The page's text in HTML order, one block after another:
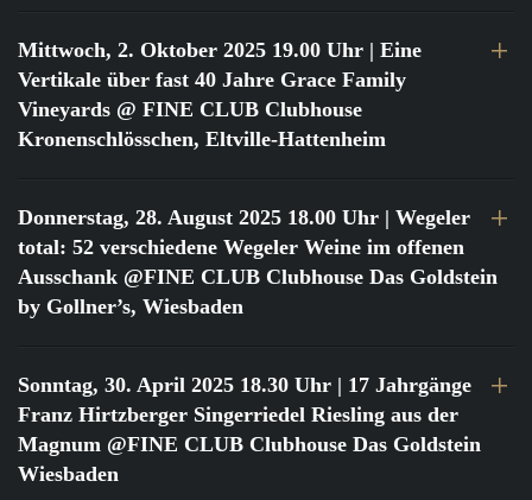
Mittwoch, 2. Oktober 2025 19.00 Uhr | Eine
Vertikale über fast 40 Jahre Grace Family
Vineyards @ FINE CLUB Clubhouse
Kronenschlösschen, Eltville-Hattenheim
Donnerstag, 28. August 2025 18.00 Uhr | Wegeler
total: 52 verschiedene Wegeler Weine im offenen
Ausschank @FINE CLUB Clubhouse Das Goldstein
by Gollner’s, Wiesbaden
Sonntag, 30. April 2025 18.30 Uhr | 17 Jahrgänge
Franz Hirtzberger Singerriedel Riesling aus der
Magnum @FINE CLUB Clubhouse Das Goldstein
Wiesbaden